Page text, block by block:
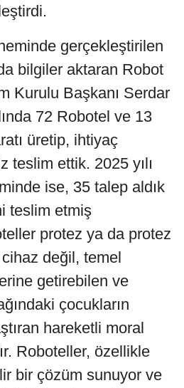
gerçekleştirilen
bilgiler aktaran Robot
Kurulu Başkanı Serdar
72 Robotel ve 13
üretip, ihtiyaç
teslim ettik. 2025 yılı
ise, 35 talep aldık
teslim etmiş
protez ya da protez
değil, temel
getirebilen ve
çocukların
hareketli moral
Roboteller, özellikle
bir çözüm sunuyor ve